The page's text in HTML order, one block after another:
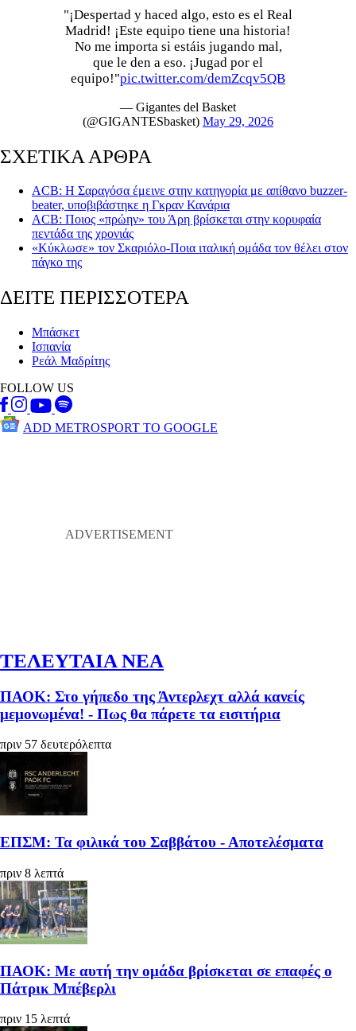
"¡Despertad y haced algo, esto es el Real
Madrid! ¡Este equipo tiene una historia!
No me importa si estáis jugando mal,
que le den a eso. ¡Jugad por el
equipo!"pic.twitter.com/demZcqv5QB
— Gigantes del Basket
(@GIGANTESbasket) May 29, 2026
ΣΧΕΤΙΚΑ ΑΡΘΡΑ
ACB: Η Σαραγόσα έμεινε στην κατηγορία με απίθανο buzzer-
beater, υποβιβάστηκε η Γκραν Κανάρια
ACB: Ποιος «πρώην» του Άρη βρίσκεται στην κορυφαία
πεντάδα της χρονιάς
«Κύκλωσε» τον Σκαριόλο-Ποια ιταλική ομάδα τον θέλει στον
πάγκο της
ΔΕΙΤΕ ΠΕΡΙΣΣΟΤΕΡΑ
Μπάσκετ
Ισπανία
Ρεάλ Μαδρίτης
FOLLOW US
ADD METROSPORT TO GOOGLE
ΤΕΛΕΥΤΑΙΑ ΝΕΑ
ΠΑΟΚ: Στο γήπεδο της Άντερλεχτ αλλά κανείς
μεμονωμένα! - Πως θα πάρετε τα εισιτήρια
πριν 57 δευτερόλεπτα
ΕΠΣΜ: Τα φιλικά του Σαββάτου - Αποτελέσματα
πριν 8 λεπτά
ΠΑΟΚ: Με αυτή την ομάδα βρίσκεται σε επαφές ο
Πάτρικ Μπέβερλι
πριν 15 λεπτά